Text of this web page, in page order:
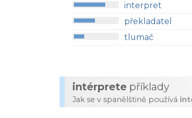
interpret
překladatel
tlumač
intérprete příklady
Jak se v spanělštině používá